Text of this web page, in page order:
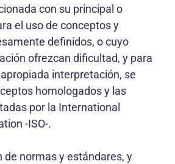
con su principal o
el uso de conceptos y
definidos, o cuyo
ofrezcan dificultad, y para
interpretación, se
homologados y las
por la International
-ISO-.
de normas y estándares, y